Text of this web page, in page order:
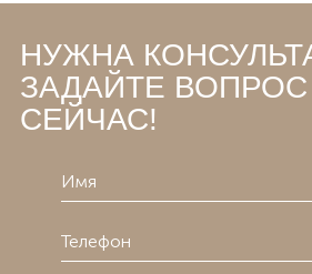
НУЖНА
ЗАДАЙТЕ
СЕЙЧАС!